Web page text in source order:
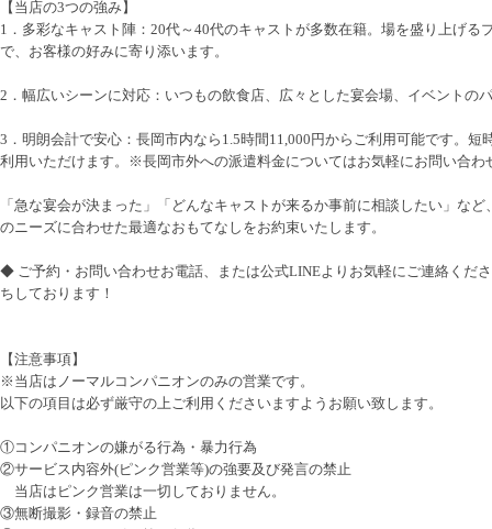
【当店の3つの強み】
1．多彩なキャスト陣：20代～40代のキャストが多数在籍。場を盛り上げる
で、お客様の好みに寄り添います。
2．幅広いシーンに対応：いつもの飲食店、広々とした宴会場、イベントの
3．明朗会計で安心：長岡市内なら1.5時間11,000円からご利用可能です。
利用いただけます。※長岡市外への派遣料金についてはお気軽にお問い合わ
「急な宴会が決まった」「どんなキャストが来るか事前に相談したい」な
のニーズに合わせた最適なおもてなしをお約束いたします。
◆ ご予約・お問い合わせお電話、または公式LINEよりお気軽にご連絡くだ
ちしております！
【注意事項】
※当店はノーマルコンパニオンのみの営業です。
以下の項目は必ず厳守の上ご利用くださいますようお願い致します。
①コンパニオンの嫌がる行為・暴力行為
②サービス内容外(ピンク営業等)の強要及び発言の禁止
当店はピンク営業は一切しておりません。
③無断撮影・録音の禁止